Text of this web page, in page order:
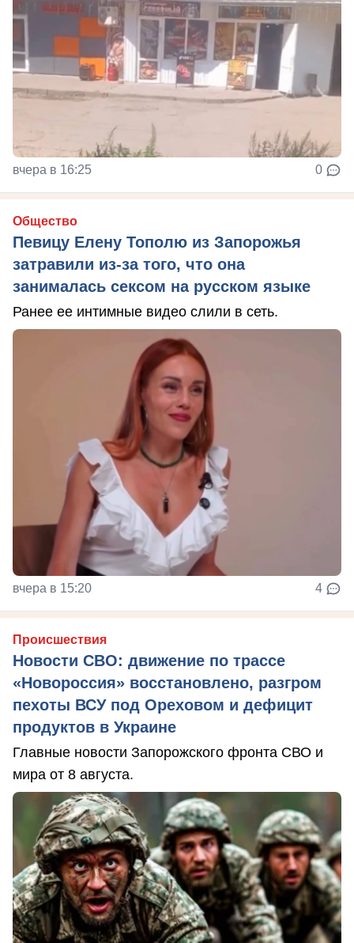
вчера в 16:25 0
Общество
Певицу Елену Тополю из Запорожья
затравили из-за того, что она
занималась сексом на русском языке
Ранее ее интимные видео слили в сеть.
вчера в 15:20 4
Происшествия
Новости СВО: движение по трассе
«Новороссия» восстановлено, разгром
пехоты ВСУ под Ореховом и дефицит
продуктов в Украине
Главные новости Запорожского фронта СВО и
мира от 8 августа.